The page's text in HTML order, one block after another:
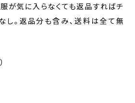
が気に入らなくても返品すればチ
し。返品分も含み、送料は全て無